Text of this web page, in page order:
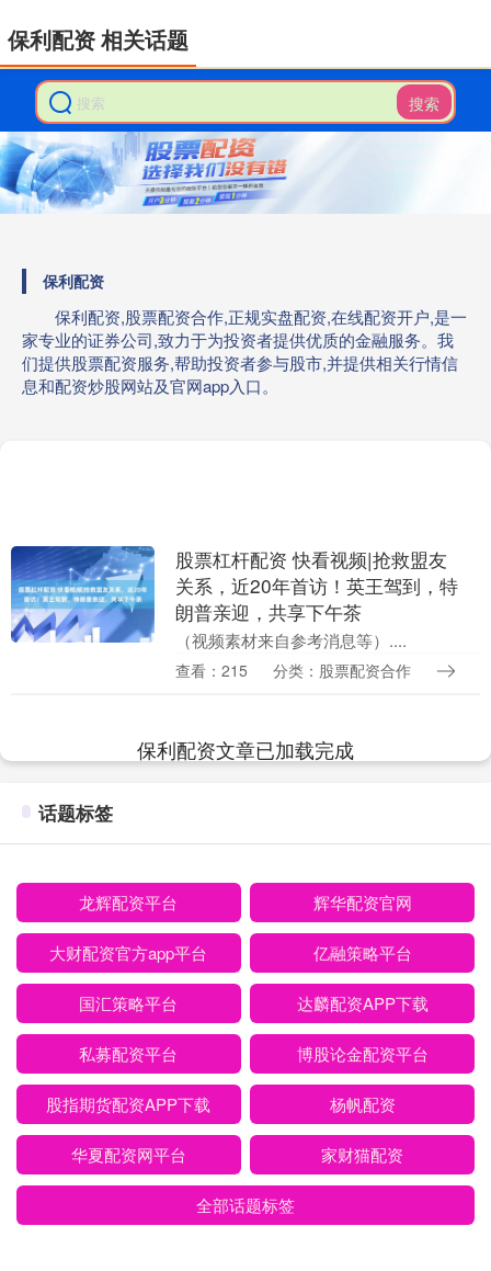
搜索
保利配资
保利配资,股票配资合作,正规实盘配资,在线配资开户,是一
家专业的证券公司,致力于为投资者提供优质的金融服务。我
们提供股票配资服务,帮助投资者参与股市,并提供相关行情信
息和配资炒股网站及官网app入口。
保利配资 相关话题
股票杠杆配资 快看视频|抢救盟友
关系，近20年首访！英王驾到，特
朗普亲迎，共享下午茶
（视频素材来自参考消息等）....
查看：215 分类：股票配资合作
保利配资文章已加载完成
话题标签
龙辉配资平台 辉华配资官网
大财配资官方app平台 亿融策略平台
国汇策略平台 达麟配资APP下载
私募配资平台 博股论金配资平台
股指期货配资APP下载 杨帆配资
华夏配资网平台 家财猫配资
全部话题标签